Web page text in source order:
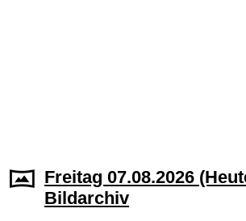
Freitag 07.08.2026
Bildarchiv